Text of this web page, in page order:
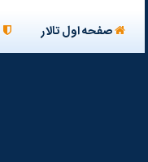
صفحه اول تالار